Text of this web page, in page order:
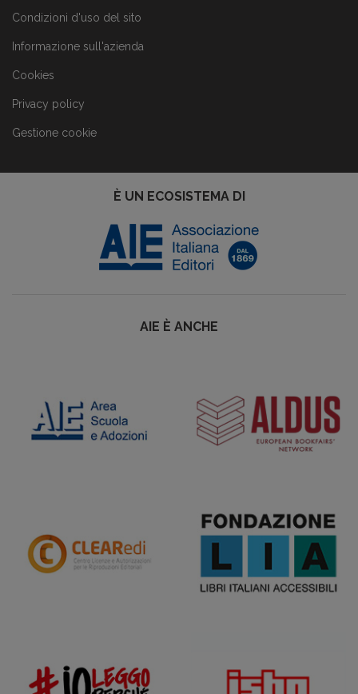
Condizioni d'uso del sito
Informazione sull'azienda
Cookies
Privacy policy
Gestione cookie
È UN ECOSISTEMA DI
AIE È ANCHE